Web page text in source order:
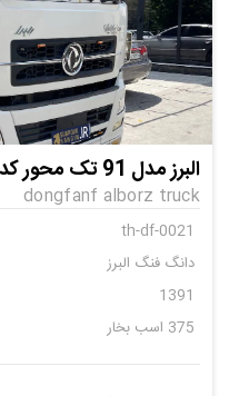
البرز مدل 91 تک محور کد th-df-0021
dongfanf alborz truck
th-df-0021
دانگ فنگ البرز
1391
375 اسب بخار